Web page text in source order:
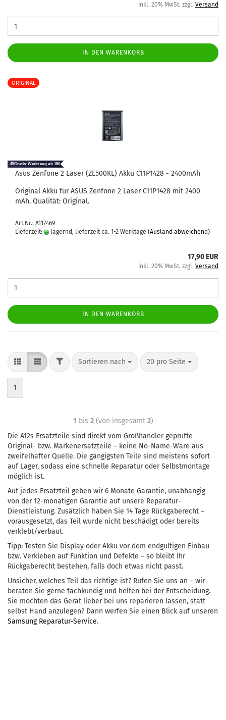
inkl. 20% MwSt. zzgl. Versand
IN DEN WARENKORB
ORIGINAL
Asus Zen­fo­ne 2 Laser (ZE500KL) Akku C11P1428 - 2400mAh
Ori­gi­nal Akku für ASUS Zen­fo­ne 2 Laser C11P1428 mit 2400
mAh. Qua­li­tät: Ori­gi­nal.
Art.Nr.: A117469
Lieferzeit:
lagernd, lieferzeit ca. 1-2 Werktage (Ausland abweichend)
17,90 EUR
inkl. 20% MwSt. zzgl. Versand
IN DEN WARENKORB
Sortieren nach 20 pro Seite
1
1 bis 2(von insgesamt 2)
Die A12s Ersatzteile sind direkt vom Großhändler geprüfte
Original- bzw. Markenersatzteile – keine No-Name-Ware aus
zweifelhafter Quelle. Die gängigsten Teile sind meistens sofort
auf Lager, sodass eine schnelle Reparatur oder Selbstmontage
möglich ist.
Auf jedes Ersatzteil geben wir 6 Monate Garantie, unabhängig
von der 12-monatigen Garantie auf unsere Reparatur-
Dienstleistung. Zusätzlich haben Sie 14 Tage Rückgaberecht –
vorausgesetzt, das Teil wurde nicht beschädigt oder bereits
verklebt/verbaut.
Tipp: Testen Sie Display oder Akku vor dem endgültigen Einbau
bzw. Verkleben auf Funktion und Defekte – so bleibt Ihr
Rückgaberecht bestehen, falls doch etwas nicht passt.
Unsicher, welches Teil das richtige ist? Rufen Sie uns an – wir
beraten Sie gerne fachkundig und helfen bei der Entscheidung.
Sie möchten das Gerät lieber bei uns reparieren lassen, statt
selbst Hand anzulegen? Dann werfen Sie einen Blick auf unseren
Samsung Reparatur-Service.